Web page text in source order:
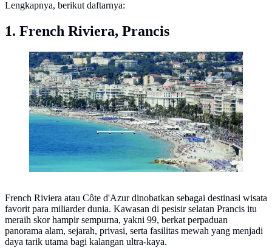
Lengkapnya, berikut daftarnya:
1. French Riviera, Prancis
Pemandangan pantai di French Riviera. (Foto AFP)
French Riviera atau Côte d'Azur dinobatkan sebagai destinasi wisata
favorit para miliarder dunia. Kawasan di pesisir selatan Prancis itu
meraih skor hampir sempurna, yakni 99, berkat perpaduan
panorama alam, sejarah, privasi, serta fasilitas mewah yang menjadi
daya tarik utama bagi kalangan ultra-kaya.